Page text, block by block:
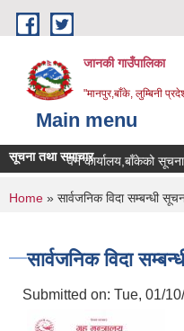
Skip to main content
जानकी गाउँपालिका
"मानपुर,बाँके, लुम्बिनी
Main menu
सूचना तथा समाचार
वन कार्यालय,बाँकेको सूचना.
You are here
Home » सार्वजनिक विदा सम्बन्धी
सार्वजनिक विदा
Submitted on: Tue, 01/